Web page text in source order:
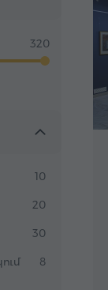
320
10
20
30
8